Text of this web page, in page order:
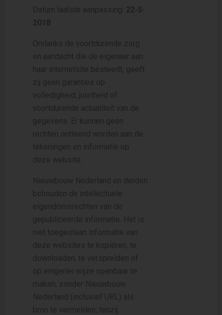
Datum laatste aanpassing: 22-5-
2018
Ondanks de voortdurende zorg
en aandacht die de eigenaar aan
haar internetsite besteedt, geeft
zij geen garanties op
volledigheid, juistheid of
voortdurende actualiteit van de
gegevens. Er kunnen geen
rechten ontleend worden aan de
tekeningen en informatie op
deze website.
Nieuwbouw Nederland en derden
behouden de intellectuele
eigendomsrechten van de
gepubliceerde informatie. Het is
niet toegestaan informatie van
deze websites te kopiëren, te
downloaden, te verspreiden of
op enigerlei wijze openbaar te
maken, zonder Nieuwbouw
Nederland (inclusief URL) als
bron te vermelden, tenzij